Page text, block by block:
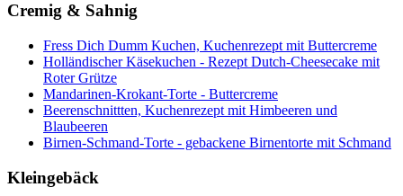
Cremig & Sahnig
Fress Dich Dumm Kuchen, Kuchenrezept mit Buttercreme
Holländischer Käsekuchen - Rezept Dutch-Cheesecake mit
Roter Grütze
Mandarinen-Krokant-Torte - Buttercreme
Beerenschnittten, Kuchenrezept mit Himbeeren und
Blaubeeren
Birnen-Schmand-Torte - gebackene Birnentorte mit Schmand
Kleingebäck